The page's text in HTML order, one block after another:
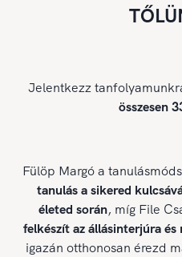
Jelentkezz
összesen
Fülöp Margó a
tanulás a sikered
életed során, míg File
felkészít az állásinterjúra
igazán otthonosan érezd